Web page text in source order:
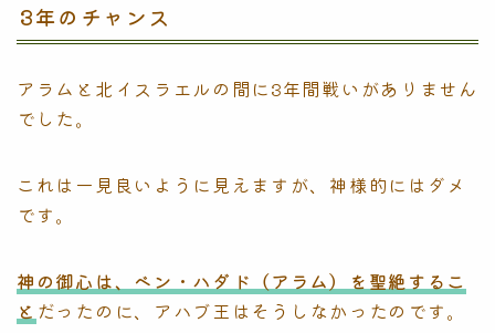
3年のチャンス
アラムと北イスラエルの間に3年間戦いがありません
でした。
これは一見良いように見えますが、神様的にはダメ
です。
神の御心は、ベン・ハダド（アラム）を聖絶するこ
と だったのに、アハブ王はそうしなかったのです。